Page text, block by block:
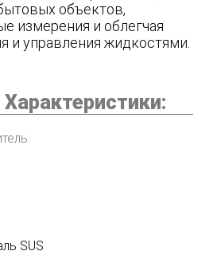
объектов,
измерения и облегчая
и управления жидкостями.
SUS